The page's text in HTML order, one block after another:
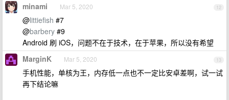
12
minami Mar 5, 2020
@littiefish #7
@barbery #9
Android 刷 iOS，问题不在于技术，在于苹果，所以没有希望
13
MarginK Mar 5, 2020
手机性能，单核为王，内存低一点也不一定比安卓差啊，试一试
再下结论嘛